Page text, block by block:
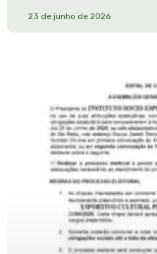
23 de junho de 2026